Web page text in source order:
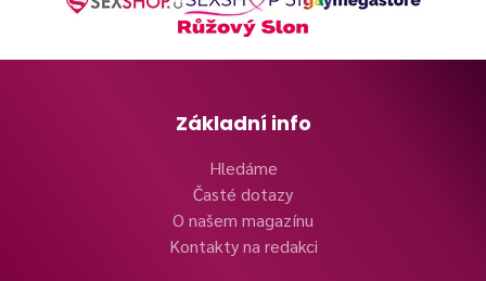
Základní info
Hledáme
Časté dotazy
O našem magazínu
Kontakty na redakci